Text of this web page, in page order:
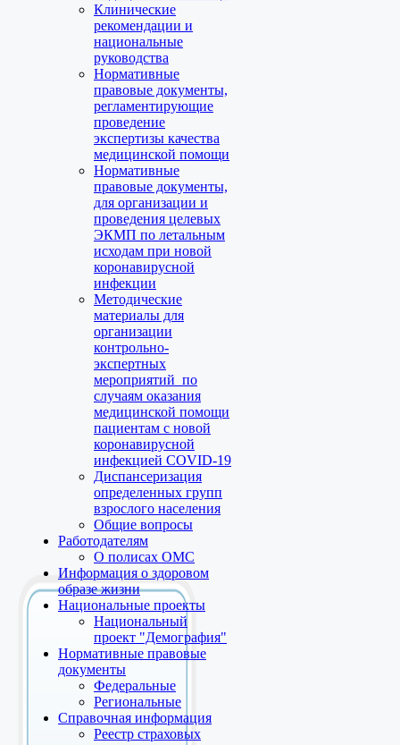
Клинические
рекомендации и
национальные
руководства
Нормативные
правовые документы,
регламентирующие
проведение
экспертизы качества
медицинской помощи
Нормативные
правовые документы,
для организации и
проведения целевых
ЭКМП по летальным
исходам при новой
коронавирусной
инфекции
Методические
материалы для
организации
контрольно-
экспертных
мероприятий по
случаям оказания
медицинской помощи
пациентам с новой
коронавирусной
инфекцией COVID-19
Диспансеризация
определенных групп
взрослого населения
Общие вопросы
Работодателям
О полисах ОМС
Информация о здоровом
образе жизни
Национальные проекты
Национальный
проект "Демография"
Нормативные правовые
документы
Федеральные
Региональные
Справочная информация
Реестр страховых